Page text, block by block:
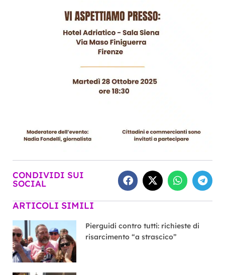
CONDIVIDI SUI
SOCIAL
ARTICOLI SIMILI
Pierguidi contro tutti: richieste di
risarcimento “a strascico”